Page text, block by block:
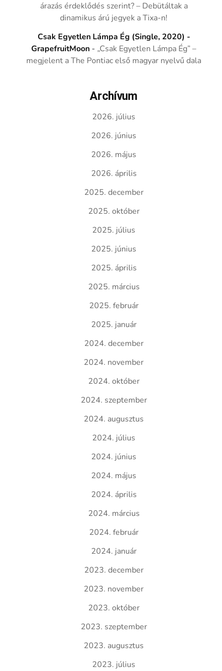
árazás érdeklődés szerint? – Debütáltak a
dinamikus árú jegyek a Tixa-n!
Csak Egyetlen Lámpa Ég (Single, 2020) -
GrapefruitMoon - „Csak Egyetlen Lámpa Ég” –
megjelent a The Pontiac első magyar nyelvű dala
Archívum
2026. július
2026. június
2026. május
2026. április
2025. december
2025. október
2025. július
2025. június
2025. április
2025. március
2025. február
2025. január
2024. december
2024. november
2024. október
2024. szeptember
2024. augusztus
2024. július
2024. június
2024. május
2024. április
2024. március
2024. február
2024. január
2023. december
2023. november
2023. október
2023. szeptember
2023. augusztus
2023. július